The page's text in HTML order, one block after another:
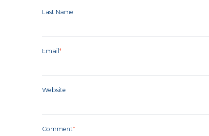
Last Name
Email*
Website
Comment*